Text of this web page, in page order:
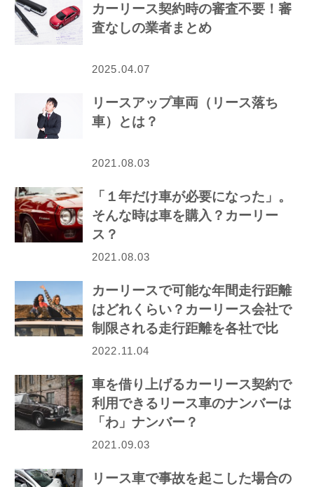
カーリース契約時の審査不要！審
査なしの業者まとめ
2025.04.07
リースアップ車両（リース落ち
車）とは？
2021.08.03
「１年だけ車が必要になった」。
そんな時は車を購入？カーリー
ス？
2021.08.03
カーリースで可能な年間走行距離
はどれくらい？カーリース会社で
制限される走行距離を各社で比
較！
2022.11.04
車を借り上げるカーリース契約で
利用できるリース車のナンバーは
「わ」ナンバー？
2021.09.03
リース車で事故を起こした場合の